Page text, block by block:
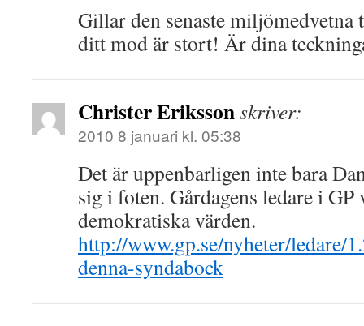
Gillar den senaste miljömedvetna
ditt mod är stort! Är dina
Christer Erikssonskriver:
2010 8 januari kl. 05:38
Det är uppenbarligen inte bara
sig i foten. Gårdagens ledare i
demokratiska värden.
http://www.gp.se/nyheter/ledare/
denna-syndabock